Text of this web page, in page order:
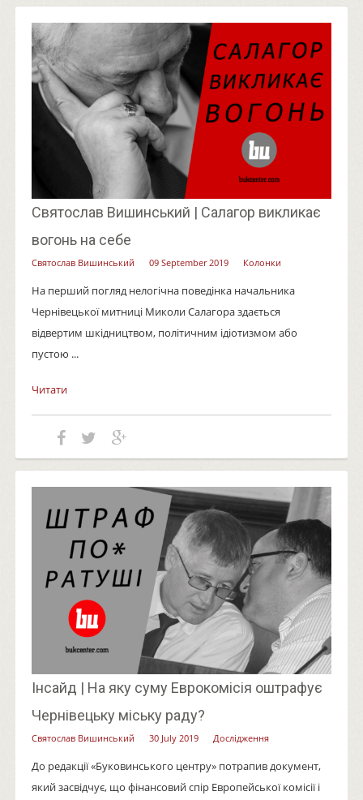
Святослав Вишинський | Салагор викликає
вогонь на себе
Святослав Вишинський 09 September 2019 Колонки
На перший погляд нелогічна поведінка начальника
Чернівецької митниці Миколи Салагора здається
відвертим шкідництвом, політичним ідіотизмом або
пустою ...
Читати
Інсайд | На яку суму Еврокомісія оштрафує
Чернівецьку міську раду?
Святослав Вишинський 30 July 2019 Дослідження
До редакції «Буковинського центру» потрапив документ,
який засвідчує, що фінансовий спір Европейської комісії і